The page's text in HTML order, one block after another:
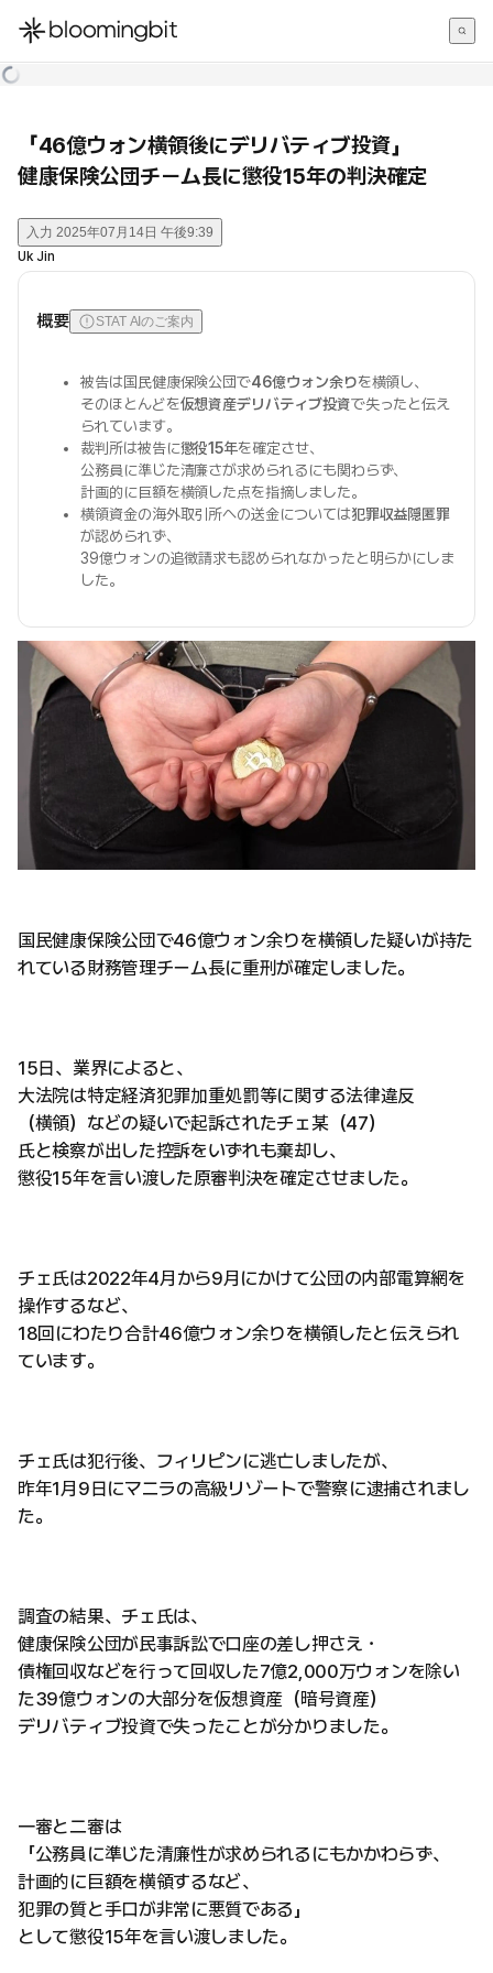
한국어
「46億ウォン横領後にデリバティブ投資」
健康保険公団チーム長に懲役15年の判決確定
入力 2025年07月14日 午後9:39
Uk Jin
概要 STAT AIのご案内
被告は国民健康保険公団で46億ウォン余りを横領し、
そのほとんどを仮想資産デリバティブ投資で失ったと伝え
られています。
裁判所は被告に懲役15年を確定させ、
公務員に準じた清廉さが求められるにも関わらず、
計画的に巨額を横領した点を指摘しました。
横領資金の海外取引所への送金については犯罪収益隠匿罪
が認められず、
39億ウォンの追徴請求も認められなかったと明らかにしま
した。
国民健康保険公団で46億ウォン余りを横領した疑いが持た
れている財務管理チーム長に重刑が確定しました。
15日、業界によると、
大法院は特定経済犯罪加重処罰等に関する法律違反
（横領）などの疑いで起訴されたチェ某（47）
氏と検察が出した控訴をいずれも棄却し、
懲役15年を言い渡した原審判決を確定させました。
チェ氏は2022年4月から9月にかけて公団の内部電算網を
操作するなど、
18回にわたり合計46億ウォン余りを横領したと伝えられ
ています。
チェ氏は犯行後、フィリピンに逃亡しましたが、
昨年1月9日にマニラの高級リゾートで警察に逮捕されまし
た。
調査の結果、チェ氏は、
健康保険公団が民事訴訟で口座の差し押さえ・
債権回収などを行って回収した7億2,000万ウォンを除い
た39億ウォンの大部分を仮想資産（暗号資産）
デリバティブ投資で失ったことが分かりました。
一審と二審は
「公務員に準じた清廉性が求められるにもかかわらず、
計画的に巨額を横領するなど、
犯罪の質と手口が非常に悪質である」
として懲役15年を言い渡しました。